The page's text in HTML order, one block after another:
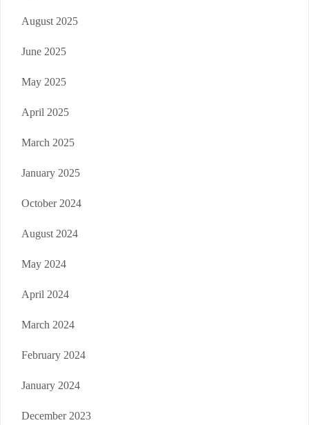
August 2025
June 2025
May 2025
April 2025
March 2025
January 2025
October 2024
August 2024
May 2024
April 2024
March 2024
February 2024
January 2024
December 2023